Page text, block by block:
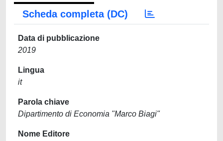
Scheda completa (DC)
Data di pubblicazione
2019
Lingua
it
Parola chiave
Dipartimento di Economia "Marco Biagi"
Nome Editore